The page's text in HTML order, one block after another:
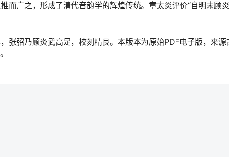
而广之，形成了清代音韵学的辉煌传统。章太炎评价“自明末顾
张弨乃顾炎武高足，校刻精良。本版本为原始PDF电子版，来